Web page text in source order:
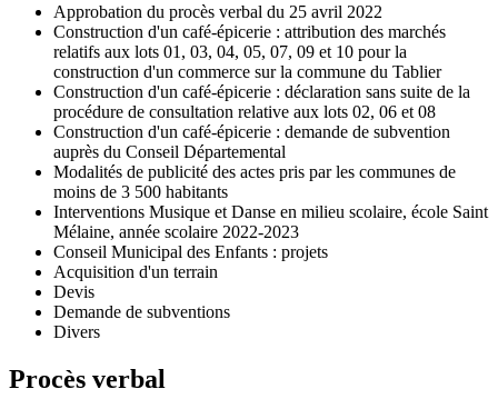
Approbation du procès verbal du 25 avril 2022
Construction d'un café-épicerie : attribution des marchés
relatifs aux lots 01, 03, 04, 05, 07, 09 et 10 pour la
construction d'un commerce sur la commune du Tablier
Construction d'un café-épicerie : déclaration sans suite de la
procédure de consultation relative aux lots 02, 06 et 08
Construction d'un café-épicerie : demande de subvention
auprès du Conseil Départemental
Modalités de publicité des actes pris par les communes de
moins de 3 500 habitants
Interventions Musique et Danse en milieu scolaire, école Saint
Mélaine, année scolaire 2022-2023
Conseil Municipal des Enfants : projets
Acquisition d'un terrain
Devis
Demande de subventions
Divers
Procès verbal